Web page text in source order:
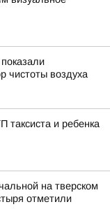
чистоты воздуха
таксиста и ребенка
на тверском
отметили